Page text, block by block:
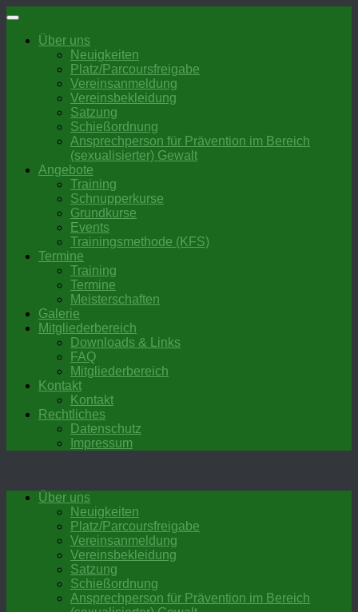
Zum
springenÜber uns
Neuigkeiten
Platz/Parcoursfreigabe
Vereinsanmeldung
Vereinsbekleidung
Satzung
Schießordnung
Ansprechperson für Prävention im Bereich
(sexualisierter) Gewalt
Angebote
Training
Schnupperkurse
Grundkurse
Events
Trainingsmethode (KFS)
Termine
Training
Termine
Meisterschaften
Galerie
Mitgliederbereich
Downloads & Links
FAQ
Mitgliederbereich
Kontakt
Kontakt
Rechtliches
Datenschutz
Impressum
Über uns
Neuigkeiten
Platz/Parcoursfreigabe
Vereinsanmeldung
Vereinsbekleidung
Satzung
Schießordnung
Ansprechperson für Prävention im Bereich